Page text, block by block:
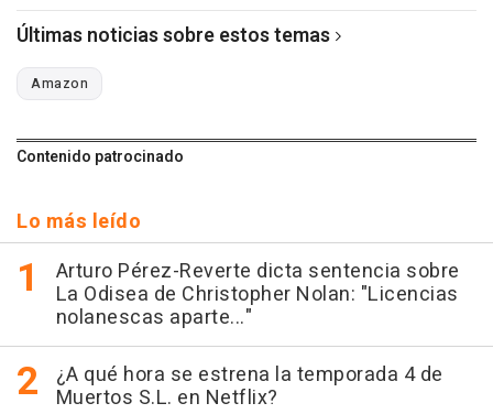
Últimas noticias sobre estos temas
Amazon
Contenido patrocinado
Lo más leído
Arturo Pérez-Reverte dicta sentencia sobre
La Odisea de Christopher Nolan: "Licencias
nolanescas aparte..."
¿A qué hora se estrena la temporada 4 de
Muertos S.L. en Netflix?